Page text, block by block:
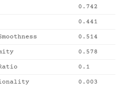
0.742
0.441
0.514
0.578
0.1
0.003